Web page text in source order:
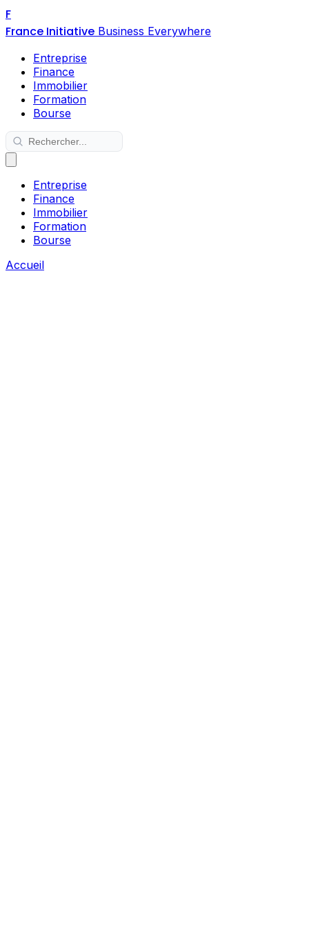
F
France Initiative Business Everywhere
Entreprise
Finance
Immobilier
Formation
Bourse
Entreprise
Finance
Immobilier
Formation
Bourse
Accueil